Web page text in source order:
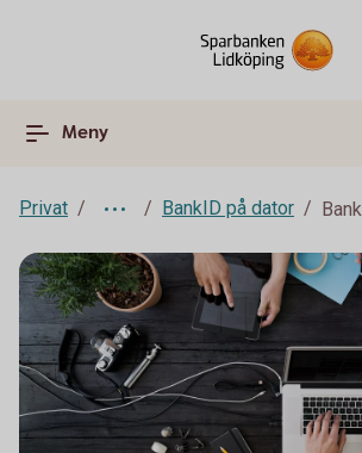
Meny
Privat BankID på dator